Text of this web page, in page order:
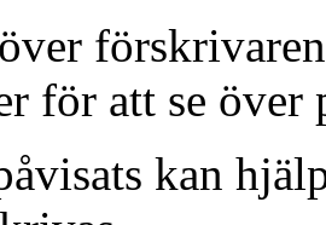
för att se över
kan